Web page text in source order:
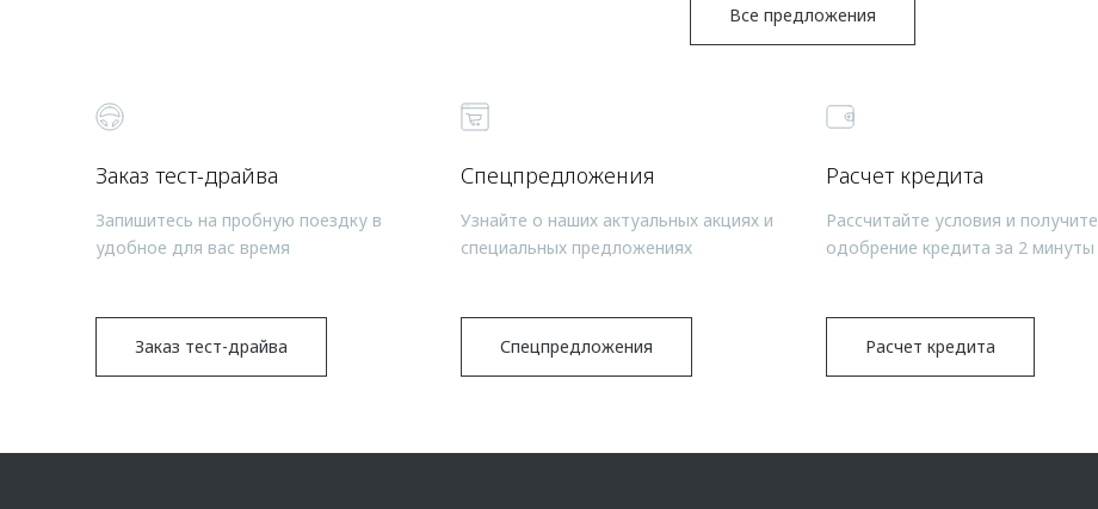
Все предложения
Заказ тест-драйва
Запишитесь на пробную поездку в
удобное для вас время
Заказ тест-драйва
Спецпредложения
Узнайте о наших актуальных акциях и
специальных предложениях
Спецпредложения
Расчет кредита
Рассчитайте условия и получите
одобрение кредита за 2 минуты
Расчет кредита